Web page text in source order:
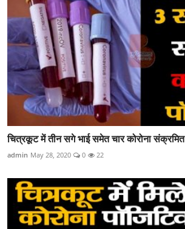
चित्रकूट में तीन सगे भाई समेत चार कोरोना संक्रमित
admin May 28, 2020 0 22